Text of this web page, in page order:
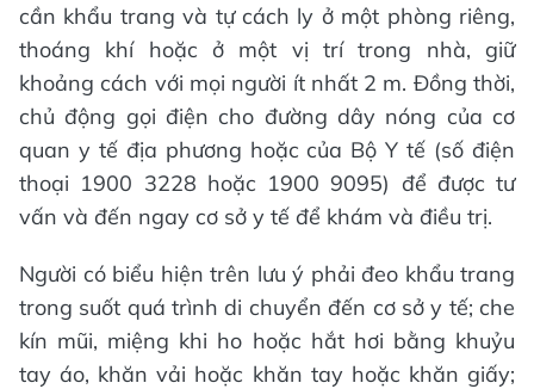
cần khẩu trang và tự cách ly ở một phòng riêng,
thoáng khí hoặc ở một vị trí trong nhà, giữ
khoảng cách với mọi người ít nhất 2 m. Đồng thời,
chủ động gọi điện cho đường dây nóng của cơ
quan y tế địa phương hoặc của Bộ Y tế (số điện
thoại 1900 3228 hoặc 1900 9095) để được tư
vấn và đến ngay cơ sở y tế để khám và điều trị.
Người có biểu hiện trên lưu ý phải đeo khẩu trang
trong suốt quá trình di chuyển đến cơ sở y tế; che
kín mũi, miệng khi ho hoặc hắt hơi bằng khuỷu
tay áo, khăn vải hoặc khăn tay hoặc khăn giấy;